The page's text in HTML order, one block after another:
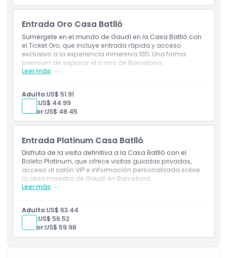
Entrada Oro Casa Batlló
Sumérgete en el mundo de Gaudí en la Casa Batlló con
el Ticket Oro, que incluye entrada rápida y acceso
exclusivo a la experiencia inmersiva 10D. Una forma
premium de explorar el icono de Barcelona.
Leer más
Inclusiones
Acceso a la exclusiva Experiencia 10D
Opción premium para el icono de Barcelona
Adulto:US$ 51.91
Niño:US$ 44.99
Senior:US$ 48.45
Entrada Platinum Casa Batlló
Disfruta de la visita definitiva a la Casa Batlló con el
Boleto Platinum, que ofrece visitas guiadas privadas,
acceso al salón VIP e información personalizada sobre
la obra maestra de Gaudí en Barcelona.
Leer más
Inclusiones
Acceso a salón VIP para mayor comodidad
Experiencia definitiva de Gaudí en Barcelona
Adulto:US$ 63.44
Niño:US$ 56.52
Senior:US$ 59.98